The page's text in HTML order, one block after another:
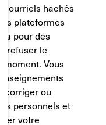
courriels hachés
plateformes
pour des
refuser le
moment. Vous
corriger ou
personnels et
votre